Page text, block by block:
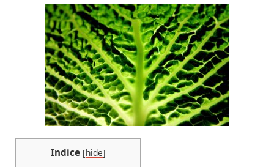
Indice [hide]